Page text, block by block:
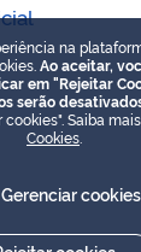
na
Ao aceitar,
em "Rejeitar
serão
Saiba
Cookies
Gerenciar cookies